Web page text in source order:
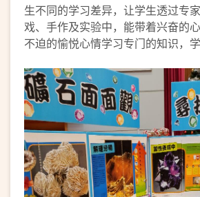
生不同的学习差异，让学生透过专
戏、手作及实验中，能带着兴奋的
不迫的愉悦心情学习专门的知识，学